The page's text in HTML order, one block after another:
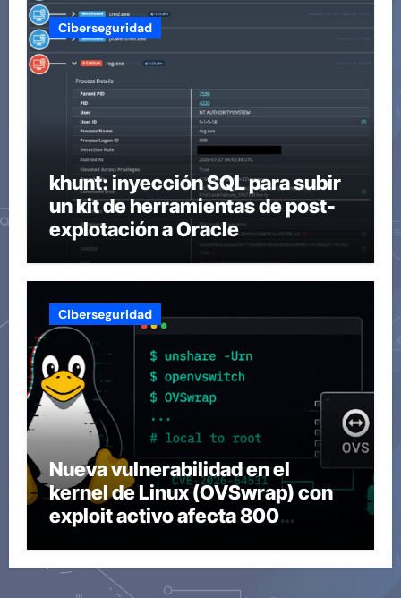
Ciberseguridad
khunt: inyección SQL para subir
un kit de herramientas de post-
explotación a Oracle
Ciberseguridad
Nueva vulnerabilidad en el
kernel de Linux (OVSwrap) con
exploit activo afecta 800